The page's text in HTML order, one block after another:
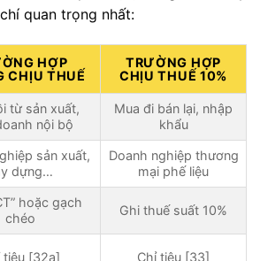
quan trọng nhất:
HỢP
CHỊU THUẾ
TRƯỜNG HỢP
CHỊU THUẾ 10%
từ sản xuất,
nội bộ
Mua đi bán lại, nhập
khẩu
sản xuất,
dựng…
Doanh nghiệp thương
mại phế liệu
hoặc gạch
chéo
Ghi thuế suất 10%
tiêu [32a] Chỉ tiêu [33]